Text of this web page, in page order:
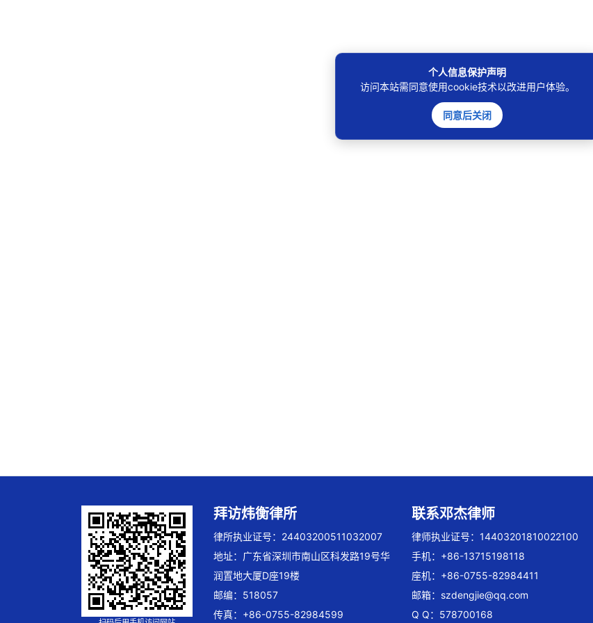
拜访炜衡律所
律所执业证号：24403200511032007
地址：广东省深圳市南山区科发路19号华
润置地大厦D座19楼
邮编：518057
传真：+86-0755-82984599
联系邓杰律师
律师执业证号：14403201810022100
手机：+86-13715198118
座机：+86-0755-82984411
邮箱： szdengjie@qq.com
Q Q：578700168
个人信息保护声明
访问本站需同意使用cookie技术以改进用户体验。
同意后关闭